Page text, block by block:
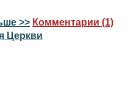
>> Комментарии (1)
Церкви